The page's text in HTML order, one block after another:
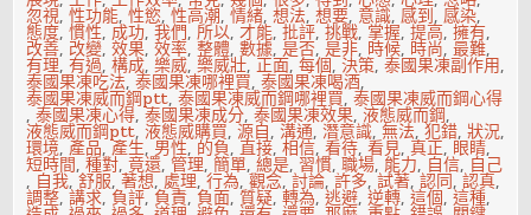
忽視,性功能,性慾,性高潮,情緒,想法,想要, 意識,感到,感染,
態度,慣性, 成功,我們,所以,才能,批評,挑戰,掌握,提高,擁有,
改善, 改變,效果,效率,整體,數據,是否,是非, 時候, 時尚,最難,
有理,有過,構成,樂威,樂威壯,正面,每個,決策,泰國果凍副作用,
泰國果凍吃法,泰國果凍哪裡買,泰國果凍喝酒,
泰國果凍威而鋼ptt,泰國果凍威而鋼哪裡買,泰國果凍威而鋼心得
,泰國果凍心得,泰國果凍成分,泰國果凍效果,液態威而鋼,
液態威而鋼ptt,液態威購買,源自,溝通,潛意識,無法,犯錯,狀況,
環境,產品,產生, 男性, 的負,直接,相信,看待,看見,真正, 眼睛,
短時間,種對,竟還,管理,簡單,總是, 習慣,職場, 能力, 自信, 自己
, 自我,舒服,著想, 處理,行為,觀念,討論,許多,試著,認同,認真,
調整,講求,負評,負責,負面,質疑,轉為,逃避,逆轉,這個,這種,